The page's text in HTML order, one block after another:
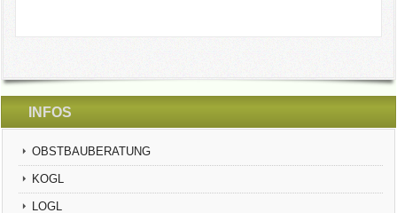
INFOS
OBSTBAUBERATUNG
KOGL
LOGL